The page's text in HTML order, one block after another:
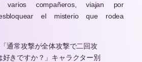
varios compañeros, viajan por
el misterio que rodea
通常攻撃が全体攻撃で二回攻
好きですか？」キャラクター別